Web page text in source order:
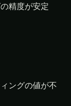
精度が安定
ングの値が不